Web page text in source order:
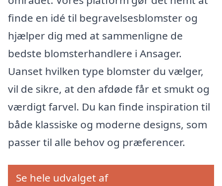
finde en idé til begravelsesblomster og
hjælper dig med at sammenligne de
bedste blomsterhandlere i Ansager.
Uanset hvilken type blomster du vælger,
vil de sikre, at den afdøde får et smukt og
værdigt farvel. Du kan finde inspiration til
både klassiske og moderne designs, som
passer til alle behov og præferencer.
Se hele udvalget af